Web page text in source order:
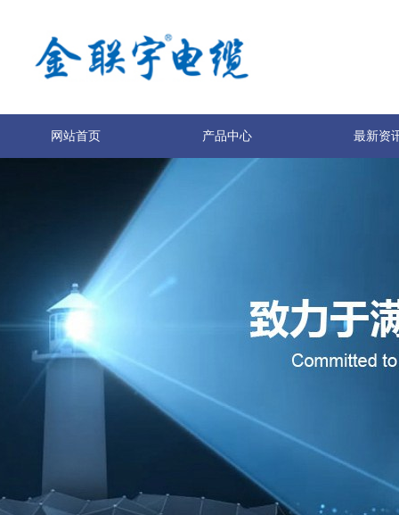
网站首页 产品中心 最新资
技术专利